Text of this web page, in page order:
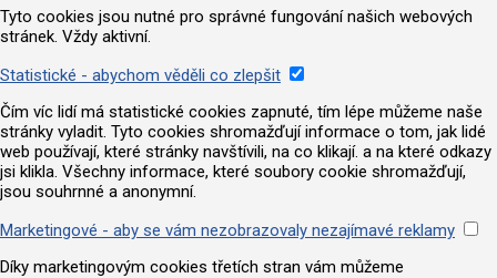
Tyto cookies jsou nutné pro správné fungování našich webových
stránek. Vždy aktivní.
Statistické - abychom věděli co zlepšit
Čím víc lidí má statistické cookies zapnuté, tím lépe můžeme naše
stránky vyladit. Tyto cookies shromažďují informace o tom, jak lidé
web používají, které stránky navštívili, na co klikají. a na které odkazy
jsi klikla. Všechny informace, které soubory cookie shromažďují,
jsou souhrnné a anonymní.
Marketingové - aby se vám nezobrazovaly nezajímavé reklamy
Díky marketingovým cookies třetích stran vám můžeme